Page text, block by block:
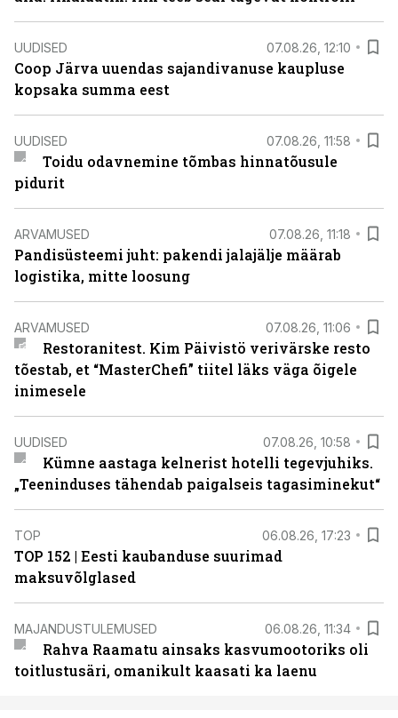
UUDISED 07.08.26, 12:10
Coop Järva uuendas sajandivanuse kaupluse
kopsaka summa eest
UUDISED 07.08.26, 11:58
Toidu odavnemine tõmbas hinnatõusule
pidurit
ARVAMUSED 07.08.26, 11:18
Pandisüsteemi juht: pakendi jalajälje määrab
logistika, mitte loosung
ARVAMUSED 07.08.26, 11:06
Restoranitest. Kim Päivistö verivärske resto
tõestab, et “MasterChefi” tiitel läks väga õigele
inimesele
UUDISED 07.08.26, 10:58
Kümne aastaga kelnerist hotelli tegevjuhiks.
„Teeninduses tähendab paigalseis tagasiminekut“
TOP 06.08.26, 17:23
TOP 152 | Eesti kaubanduse suurimad
maksuvõlglased
MAJANDUSTULEMUSED 06.08.26, 11:34
Rahva Raamatu ainsaks kasvumootoriks oli
toitlustusäri, omanikult kaasati ka laenu